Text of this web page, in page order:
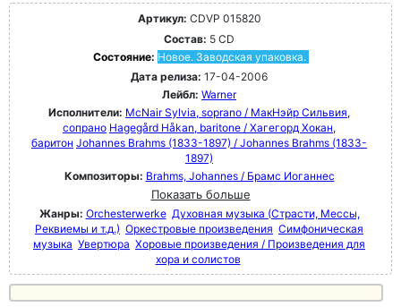
Артикул: CDVP 015820
Состав: 5 CD
Состояние: Новое. Заводская упаковка.
Дата релиза: 17-04-2006
Лейбл: Warner
Исполнители: McNair Sylvia, soprano / МакНэйр Сильвия,
сопрано Hagegård Håkan, baritone / Хагегорд Хокан,
баритон Johannes Brahms (1833-1897) / Johannes Brahms (1833-
1897)
Композиторы: Brahms, Johannes / Брамс Иоганнес
Показать больше
Жанры: Orchesterwerke Духовная музыка (Страсти, Мессы,
Реквиемы и т.д.) Оркестровые произведения Симфоническая
музыка Увертюра Хоровые произведения / Произведения для
хора и солистов